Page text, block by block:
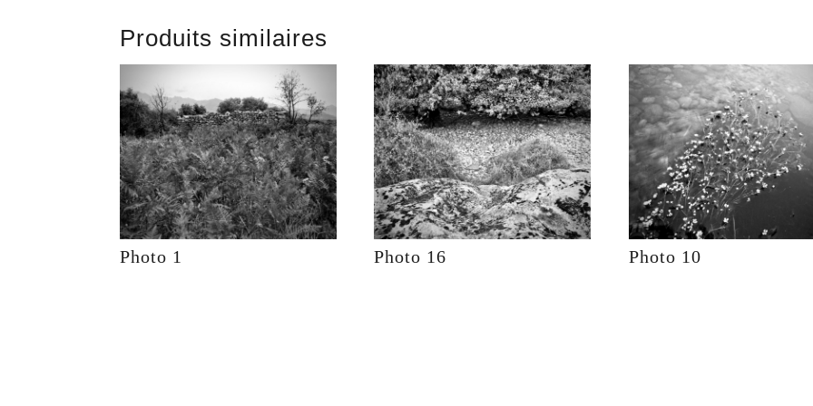
Produits similaires
Photo 1 Photo 16 Photo 10